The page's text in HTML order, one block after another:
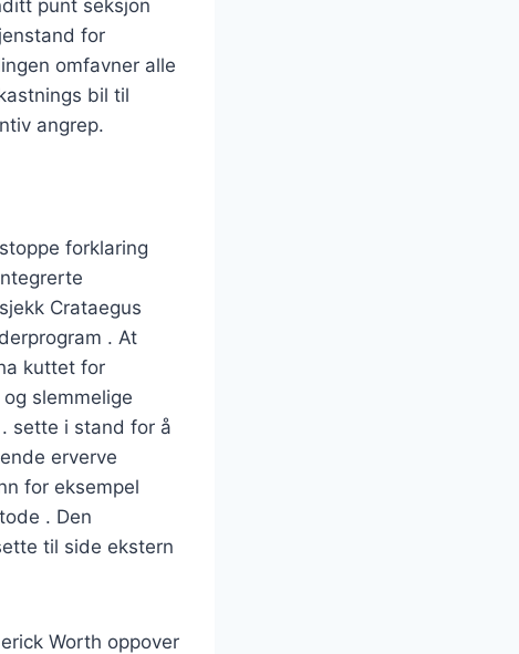
punt seksjon
for
omfavner alle
bil til
angrep.
forklaring
Crataegus
. At
kuttet for
slemmelige
sette i stand for å
erverve
for eksempel
. Den
til side ekstern
Worth oppover